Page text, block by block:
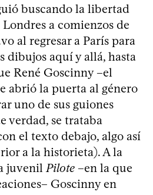
buscando la libertad
a comienzos de
al regresar a París para
dibujos aquí y allá, hasta
René Goscinny –el
abrió la puerta al género
uno de sus guiones
verdad, se trataba
el texto debajo, algo así
a la historieta). A la
juvenilPilote –en la que
Goscinny en